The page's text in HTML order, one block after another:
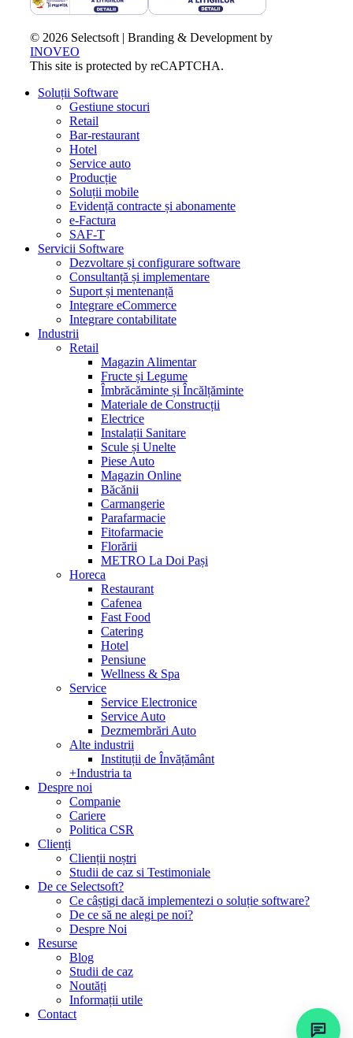
© 2026 Selectsoft | Branding & Development by
INOVEO
This site is protected by reCAPTCHA.
Close
Soluții Software
Gestiune stocuri
Retail
Bar-restaurant
Hotel
Service auto
Producție
Soluții mobile
Evidență contracte și abonamente
e-Factura
SAF-T
Servicii Software
Dezvoltare și configurare software
Consultanță și implementare
Suport și mentenanță
Integrare eCommerce
Integrare contabilitate
Industrii
Retail
Magazin Alimentar
Fructe și Legume
Îmbrăcăminte și Încălțăminte
Materiale de Construcții
Electrice
Instalații Sanitare
Scule și Unelte
Piese Auto
Magazin Online
Băcănii
Carmangerie
Parafarmacie
Fitofarmacie
Florării
METRO La Doi Pași
Horeca
Restaurant
Cafenea
Fast Food
Catering
Hotel
Pensiune
Wellness & Spa
Service
Service Electronice
Service Auto
Dezmembrări Auto
Alte industrii
Instituții de Învățământ
+Industria ta
Despre noi
Companie
Cariere
Politica CSR
Clienți
Clienții noștri
Studii de caz si Testimoniale
De ce Selectsoft?
Ce câștigi dacă implementezi o soluție software?
De ce să ne alegi pe noi?
Despre Noi
Resurse
Blog
Studii de caz
Noutăți
Informații utile
Contact